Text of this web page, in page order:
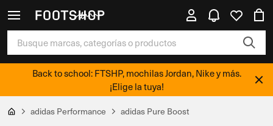
Back to school: FTSHP, mochilas Jordan, Nike y más.
¡Elige la tuya!
adidas Performance adidas Pure Boost